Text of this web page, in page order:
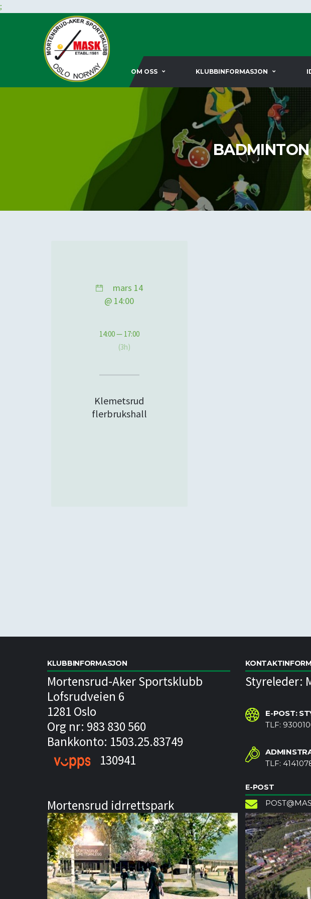
;
OM OSS KLUBBINFORMASJON
mars 14
@ 14:00
14:00 — 17:00
(3h)
Klemetsrud
flerbrukshall
KLUBBINFORMASJON
Mortensrud-Aker Sportsklubb
Lofsrudveien 6
1281 Oslo
Org nr: 983 830 560
Bankkonto: 1503.25.83749
130941
Mortensrud idrrettspark
Styreleder:
E-POST:
TLF:
TLF:
E-POST